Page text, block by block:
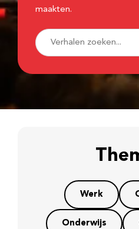
maakten.
Werk
Onderwijs